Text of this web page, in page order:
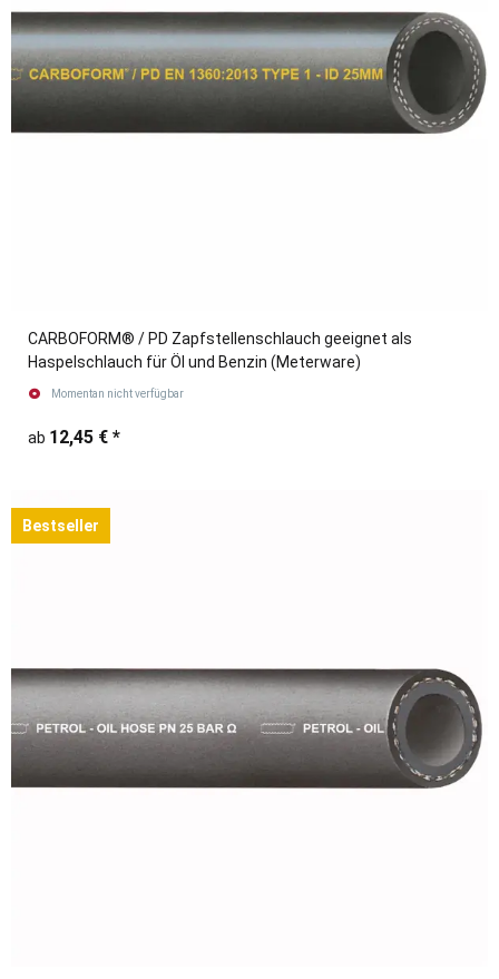
CARBOFORM® / PD Zapfstellenschlauch geeignet als
Haspelschlauch für Öl und Benzin (Meterware)
Momentan nicht verfügbar
ab 12,45 € *
Bestseller